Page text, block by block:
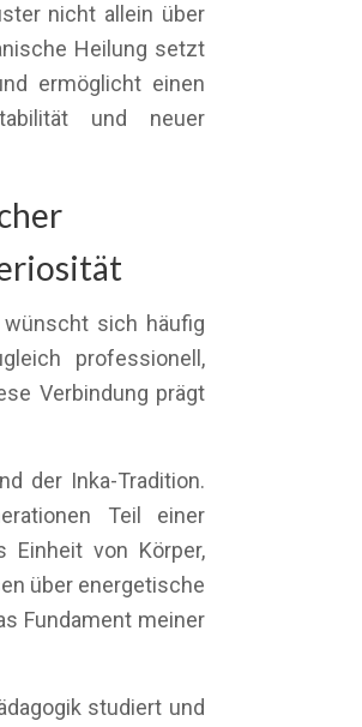
nicht allein über
Heilung setzt
ermöglicht einen
und neuer
sich häufig
professionell,
Verbindung prägt
der Inka-Tradition.
Teil einer
Einheit von Körper,
über energetische
Fundament meiner
studiert und